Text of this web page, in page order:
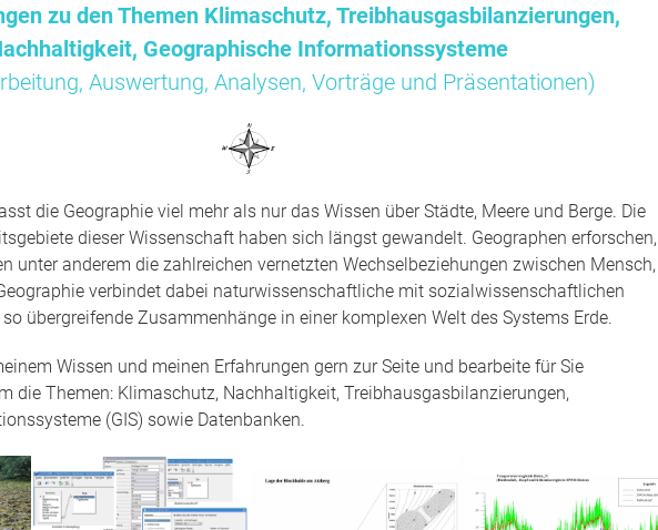
zu den Themen Klimaschutz, Treibhausgasbilanzierungen,
Geographische Informationssysteme
Auswertung, Analysen, Vorträge und Präsentationen)
die Geographie viel mehr als nur das Wissen über Städte, Meere und Berge. Die
dieser Wissenschaft haben sich längst gewandelt. Geographen erforschen,
unter anderem die zahlreichen vernetzten Wechselbeziehungen zwischen Mensch,
verbindet dabei naturwissenschaftliche mit sozialwissenschaftlichen
übergreifende Zusammenhänge in einer komplexen Welt des Systems Erde.
Wissen und meinen Erfahrungen gern zur Seite und bearbeite für Sie
die Themen: Klimaschutz, Nachhaltigkeit, Treibhausgasbilanzierungen,
(GIS) sowie Datenbanken.